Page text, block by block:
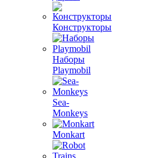
Конструкторы
Наборы
Playmobil
Sea-
Monkeys
Monkart